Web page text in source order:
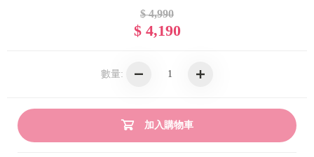
$ 4,990
$ 4,190
數量:
加入購物車